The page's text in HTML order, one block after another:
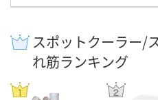
スポットクーラー/
れ筋ランキング